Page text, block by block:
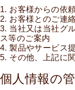
1. お客様からの依
2. お客様とのご連
3. 当社又は当社グ
ス等のご案内
4. 製品やサービス
5. その他、上記に
個人情報の